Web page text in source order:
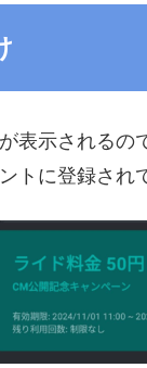
表示されるの
トに登録され